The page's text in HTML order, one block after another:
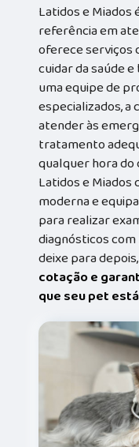
Latidos e Miados
referência em
oferece serviços
cuidar da saúde
uma equipe de
especializados,
atender às
tratamento
qualquer hora do
Latidos e
moderna e
para realizar
diagnósticos
deixe para depois,
cotação e
que seu pet